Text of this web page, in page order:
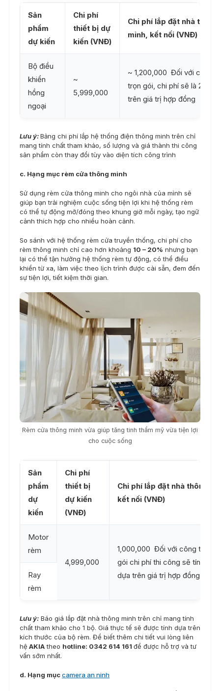
Sản
phẩm
dự kiến
Chi phí
thiết bị dự
kiến (VNĐ)
Chi phí lắp đặt nhà thông
minh, kết nối (VNĐ)
Bộ điều
khiển
hồng
ngoại
~
5,999,000
~ 1,200,000 Đối với công
trọn gói, chi phí sẽ là 20%
trên giá trị hợp đồng
Lưu ý:Bảng chi phí lắp hệ thống điện thông minh trên chỉ
mang tính chất tham khảo, số lượng và giá thành thi công
sản phẩm còn thay đổi tùy vào diện tích công trình
c. Hạng mục rèm cửa thông minh
Sử dụng rèm cửa thông minh cho ngôi nhà của mình sẽ
giúp bạn trải nghiệm cuộc sống tiện lợi khi hệ thống rèm
có thể tự động mở/đóng theo khung giờ mỗi ngày, tạo ngữ
cảnh thích hợp cho nhiều hoàn cảnh.
So sánh với hệ thống rèm cửa truyền thống, chi phí cho
rèm thông minh chỉ cao hơn khoảng 10 – 20% nhưng bạn
lại có thể tận hưởng hệ thống rèm tự động, có thể điều
khiển từ xa, làm việc theo lịch trình được cài sẵn, đem đến
sự tiện lợi, tiết kiệm thời gian.
Rèm cửa thông minh vừa giúp tăng tinh thẩm mỹ vừa tiện lợi
cho cuộc sống
Sản
phẩm
dự
kiến
Chi phí
thiết bị
dự kiến
(VNĐ)
Chi phí lắp đặt nhà thông
kết nối (VNĐ)
Motor
rèm
4,999,000
1,000,000 Đối với công trình
gói chi phí thi công sẽ tính là
dựa trên giá trị hợp đồng
Ray
rèm
Lưu ý: Báo giá lắp đặt nhà thông minh trên chỉ mang tính
chất tham khảo cho 1 bộ. Giá thực tế sẽ được tính dựa trên
kích thước của bộ rèm. Để biết thêm chi tiết vui lòng liên
hệ AKIAtheo hotline: 0342 614 161 để được hỗ trợ và tư
vấn sớm nhất.
d. Hạng mụccamera an ninh